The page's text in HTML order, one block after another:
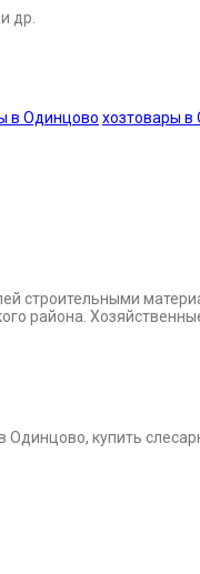
др.
в Одинцово хозтовары в
строительными
района.
купить